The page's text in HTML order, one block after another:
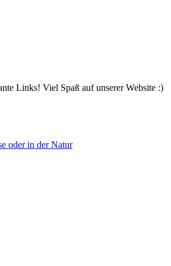
Links! Viel Spaß auf unserer Website :)
oder in der Natur